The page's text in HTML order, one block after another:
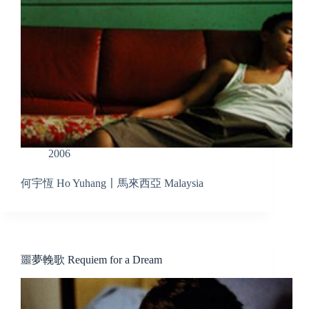
2006
何宇恆 Ho Yuhang〡馬來西亞 Malaysia
噩夢輓歌 Requiem for a Dream